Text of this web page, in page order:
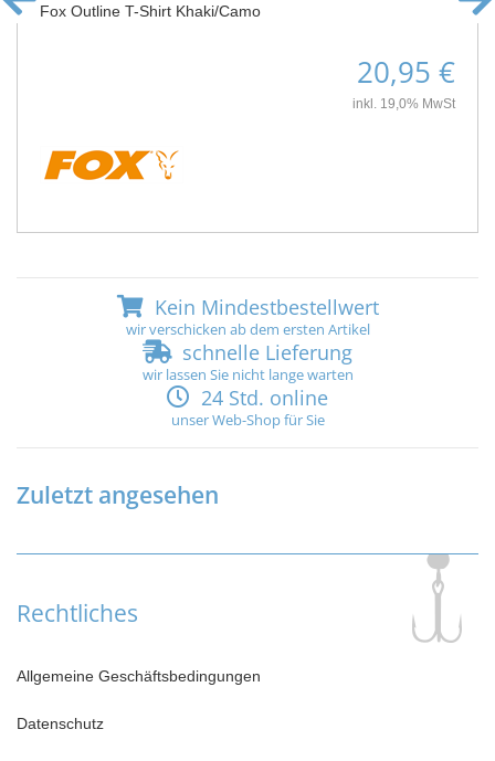
Fox Outline T-Shirt Khaki/Camo
20,95 €
inkl. 19,0% MwSt
Kein Mindestbestellwert
wir verschicken ab dem ersten Artikel
schnelle Lieferung
wir lassen Sie nicht lange warten
24 Std. online
unser Web-Shop für Sie
Zuletzt angesehen
Rechtliches
Allgemeine Geschäftsbedingungen
Datenschutz